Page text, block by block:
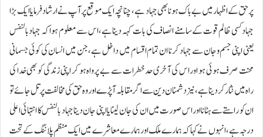
پر حق کے اظہار میں بے باک ہونا بھی جہاد ہے،چنانچہ ایک موقع پر آپ نے ارشاد فرمایا ایک بڑا
جہاد کسی ظالم قوت کے سامنے انصاف کی بات کہہ دینا ہے،اس سے معلوم ہوا کہ جہاد بالنفس
یعنی اپنی جسم وجان سے جہاد کرنا ان تمام اقسام میں داخل ہے،جن میں انسان کی کوئی جسمانی
محنت صرف ہوئی ہو اور اس کی آخری حدخطرات سے بے پرواہ ہو کر اپنی زندگی کو بھی خدا کی
راہ میں نثار کردینا ہے،نیز دشمنان دین سے اگر مقابلہ آپڑے اور وہ حق کی مخالفت پرتل جائے تو
ان کو راستے سے ہٹانا اور اس صورت میں ان کی جان لینا یا اپنی جان دینا جہاد بالنفس کا انتہائی اعلی
درجہ ہے،انہوں نے کہا کہ ہمارے ملک اور ہمارے معاشرے میں ایک منظم پلاننگ کے تحت